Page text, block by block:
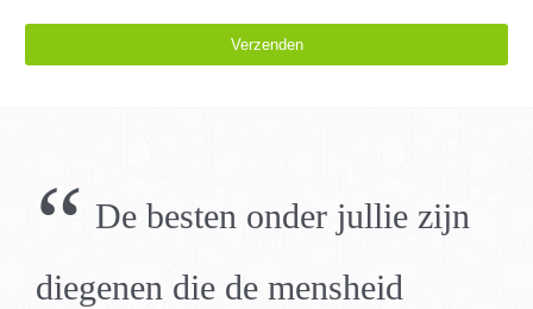
Verzenden
leeg
“ De besten onder jullie zijn
diegenen die de mensheid